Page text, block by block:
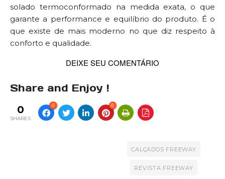
solado termoconformado na medida exata, o que
garante a performance e equilíbrio do produto. É o
que existe de mais moderno no que diz respeito à
conforto e qualidade.
DEIXE SEU COMENTÁRIO
Share and Enjoy !
0
SHARES
0 0
CALÇADOS FREEWAY
REVISTA FREEWAY